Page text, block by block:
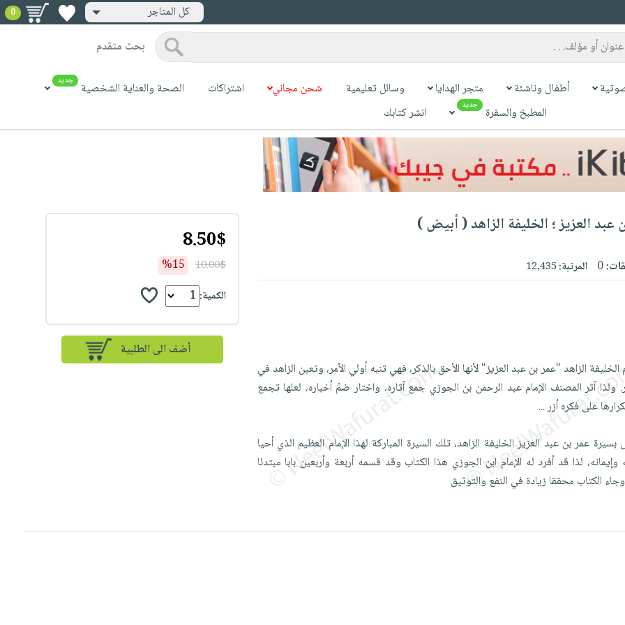
كل المتاجر 0
بحث متقدم
أطفال وناشئة متجر الهدايا وسائل تعليمية شحن مجاني اشتراكات الصحة والعناية الشخصية جديد
المطبخ والسفرة جديد انشر كتابك
العزيز ؛ الخليفة الزاهد ( أبيض )
0 المرتبة:12,435
الخليفة الزاهد "عمر بن عبد العزيز" لأنها الأحق بالذكر، فهي تنبه أولي الأمر، وتعين الزاهد في
ولذا آثر المصنف الإمام عبد الرحمن بن الجوزي جمع آثاره، واختار ضمّ أخباره، لعلها تجمع
على فكره أزر...
عمر بن عبد العزيز الخليفة الزاهد، تلك السيرة المباركة لهذا الإمام العظيم الذي أحيا
لذا قد أفرد له الإمام ابن الجوزي هذا الكتاب وقد قسمه أربعة وأربعين بابا مبتدئا
الكتاب محققا زيادة في النفع والتوثيق
8.50$
10.00$
%15
الكمية:
أضف الى الطلبية